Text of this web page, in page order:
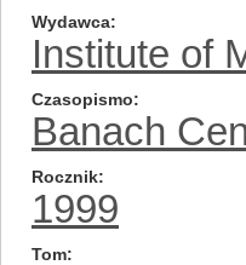
Wydawca
Institute of
Czasopismo
Banach
Rocznik
1999
Tom